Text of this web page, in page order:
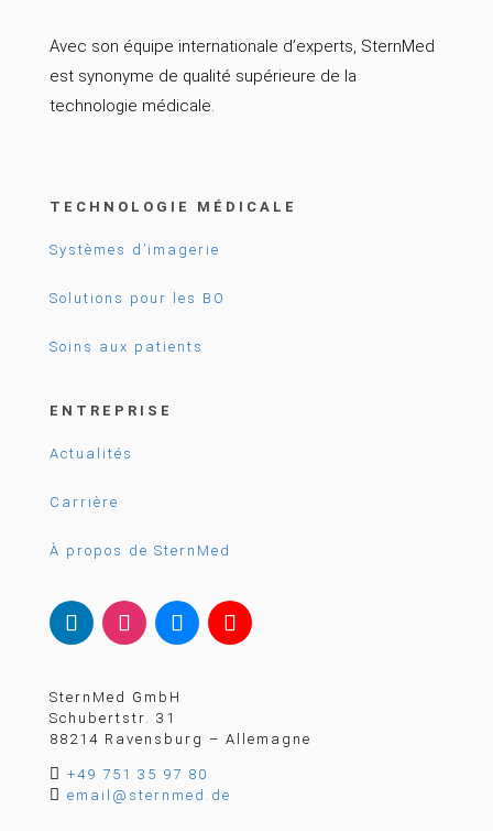
Avec son équipe internationale d’experts, SternMed
est synonyme de qualité supérieure de la
technologie médicale.
TECHNOLOGIE MÉDICALE
Systèmes d’imagerie
Solutions pour les BO
Soins aux patients
ENTREPRISE
Actualités
Carrière
À propos de SternMed
SternMed GmbH
Schubertstr. 31
88214 Ravensburg – Allemagne
 +49 751 35 97 80
 email@sternmed.de